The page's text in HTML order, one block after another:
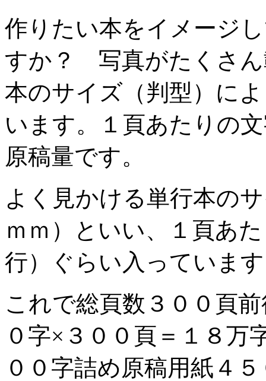
作りたい本をイメージ
すか？ 写真がたくさ
本のサイズ（判型）に
います。１頁あたりの
原稿量です。
よく見かける単行本の
ｍｍ）といい、１頁あ
行）ぐらい入っていま
これで総頁数３００頁
０字×３００頁＝１８万
００字詰め原稿用紙４